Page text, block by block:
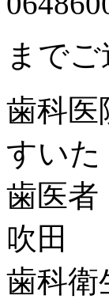
まで
歯科医
すいた
歯医者
吹田
歯科衛